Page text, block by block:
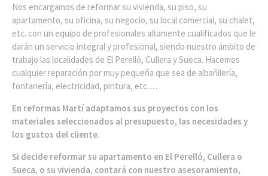
Nos encargamos de reformar su vivienda, su piso, su
apartamento, su oficina, su negocio, su local comercial, su chalet,
etc. con un equipo de profesionales altamente cualificados que le
darán un servicio integral y profesional, siendo nuestro ámbito de
trabajo las localidades de El Perelló, Cullera y Sueca. Hacemos
cualquier reparación por muy pequeña que sea de albañilería,
fontanería, electricidad, pintura, etc.…
En reformas Martí adaptamos sus proyectos con los
materiales seleccionados al presupuesto, las necesidades y
los gustos del cliente.
Si decide reformar su apartamento en El Perelló, Cullera o
Sueca, o su vivienda, contará con nuestro asesoramiento,